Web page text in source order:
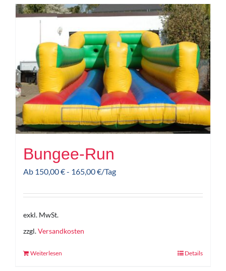
Bungee-Run
Ab 150,00€- 165,00€/Tag
exkl. MwSt.
zzgl.Versandkosten
Weiterlesen Details